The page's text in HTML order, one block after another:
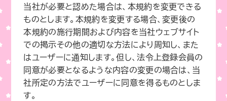
当社が必要と認めた場合は、本規約を変更できる
ものとします。本規約を変更する場合、変更後の
本規約の施行期間および内容を当社ウェブサイト
での掲示その他の適切な方法により周知し、また
はユーザーに通知します。但し、法令上登録会員の
同意が必要となるような内容の変更の場合は、当
社所定の方法でユーザーに同意を得るものとしま
す。